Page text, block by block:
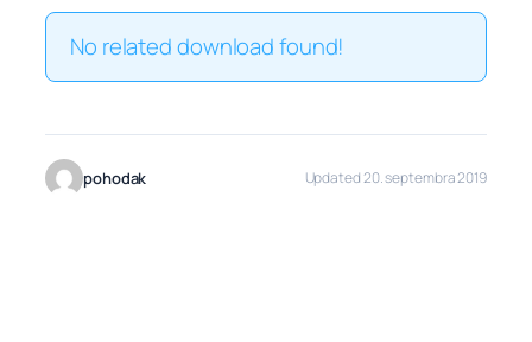
No related download found!
pohodak Updated 20. septembra 2019